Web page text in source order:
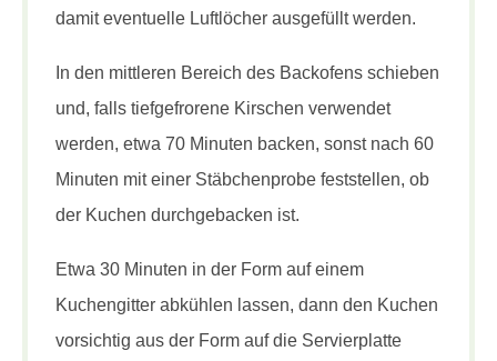
damit eventuelle Luftlöcher ausgefüllt werden.
In den mittleren Bereich des Backofens schieben
und, falls tiefgefrorene Kirschen verwendet
werden, etwa 70 Minuten backen, sonst nach 60
Minuten mit einer Stäbchenprobe feststellen, ob
der Kuchen durchgebacken ist.
Etwa 30 Minuten in der Form auf einem
Kuchengitter abkühlen lassen, dann den Kuchen
vorsichtig aus der Form auf die Servierplatte